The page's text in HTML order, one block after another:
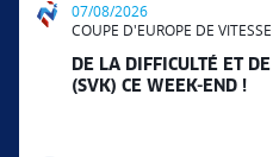
07/08/2026
COUPE D'EUROPE DE
DE LA DIFFICULTÉ ET
(SVK) CE WEEK-END !